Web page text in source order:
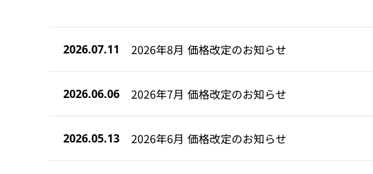
2026.07.11 2026年8月 価格改定のお知らせ
2026.06.06 2026年7月 価格改定のお知らせ
2026.05.13 2026年6月 価格改定のお知らせ